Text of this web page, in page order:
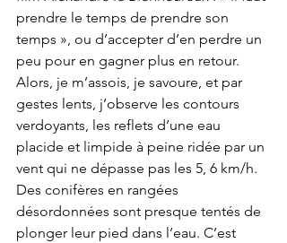
prendre le temps de prendre son
temps », ou d’accepter d’en perdre un
peu pour en gagner plus en retour.
Alors, je m’assois, je savoure, et par
gestes lents, j’observe les contours
verdoyants, les reflets d’une eau
placide et limpide à peine ridée par un
vent qui ne dépasse pas les 5, 6 km/h.
Des conifères en rangées
désordonnées sont presque tentés de
plonger leur pied dans l’eau. C’est